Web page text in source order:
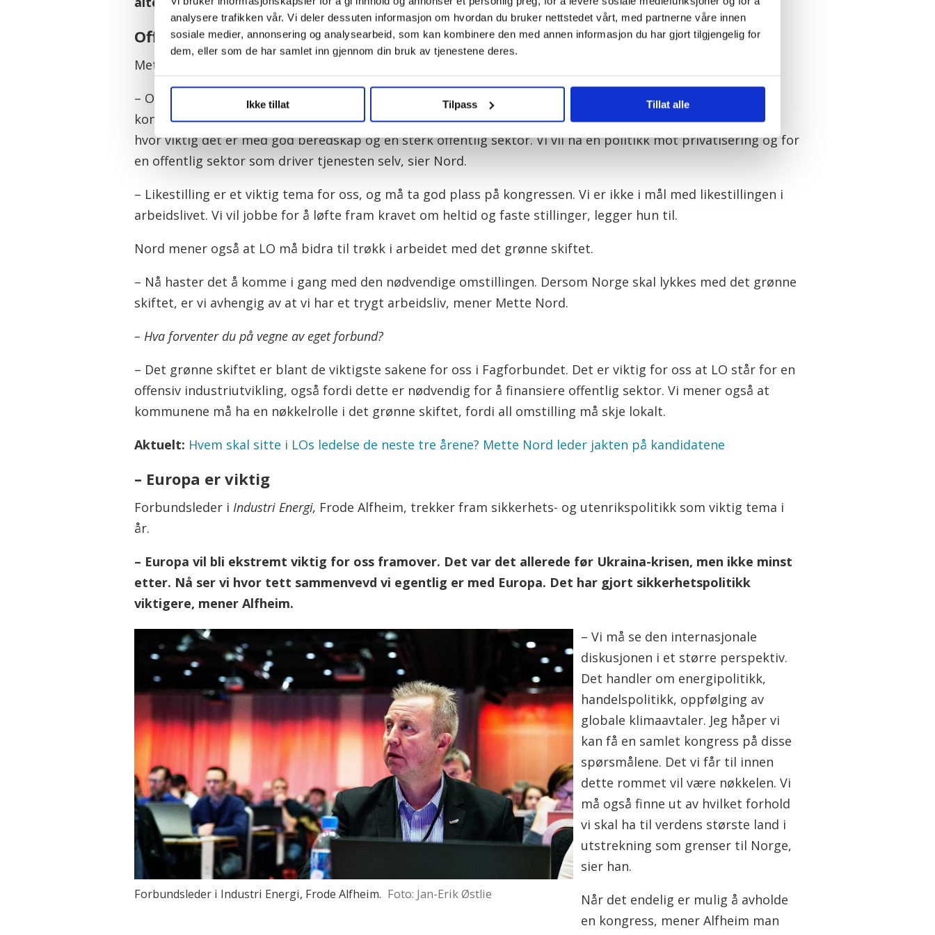
analysere trafikken vår. Vi deler dessuten informasjon om hvordan du bruker nettstedet vårt, med partnerne våre innen
sosiale medier, annonsering og analysearbeid, som kan kombinere den med annen informasjon du har gjort tilgjengelig for
dem, eller som de har samlet inn gjennom din bruk av tjenestene deres.
Ikke tillat Tilpass Tillat alle
Offentlig sektor og beredskap
Mette Nord, forbundsleder i
– Offentlig sektor har fått en større plass i forslaget til LOs handlingsprogram, og vil dermed prege
kongressen. Det er vi glade for. Det er også helt naturlig etter flere år med pandemi, der vi til fulle har sett
hvor viktig det er med god beredskap og en sterk offentlig sektor. Vi vil ha en politikk mot privatisering og for
en offentlig sektor som driver tjenesten selv, sier Nord.
– Likestilling er et viktig tema for oss, og må ta god plass på kongressen. Vi er ikke i mål med likestillingen i
arbeidslivet. Vi vil jobbe for å løfte fram kravet om heltid og faste stillinger, legger hun til.
Nord mener også at LO må bidra til trøkk i arbeidet med det grønne skiftet.
– Nå haster det å komme i gang med den nødvendige omstillingen. Dersom Norge skal lykkes med det grønne
skiftet, er vi avhengig av at vi har et trygt arbeidsliv, mener Mette Nord.
– Hva forventer du på vegne av eget forbund?
– Det grønne skiftet er blant de viktigste sakene for oss i Fagforbundet. Det er viktig for oss at LO står for en
offensiv industriutvikling, også fordi dette er nødvendig for å finansiere offentlig sektor. Vi mener også at
kommunene må ha en nøkkelrolle i det grønne skiftet, fordi all omstilling må skje lokalt.
Aktuelt: Hvem skal sitte i LOs ledelse de neste tre årene? Mette Nord leder jakten på kandidatene
– Europa er viktig
Forbundsleder iIndustri Energi, Frode Alfheim, trekker fram sikkerhets- og utenrikspolitikk som viktig tema i
år.
– Europa vil bli ekstremt viktig for oss framover. Det var det allerede før Ukraina-krisen, men ikke minst
etter. Nå ser vi hvor tett sammenvevd vi egentlig er med Europa. Det har gjort sikkerhetspolitikk
viktigere, mener Alfheim.
Forbundsleder i Industri Energi, Frode Alfheim. Foto: Jan-Erik Østlie
– Vi må se den internasjonale
diskusjonen i et større perspektiv.
Det handler om energipolitikk,
handelspolitikk, oppfølging av
globale klimaavtaler. Jeg håper vi
kan få en samlet kongress på disse
spørsmålene. Det vi får til innen
dette rommet vil være nøkkelen. Vi
må også finne ut av hvilket forhold
vi skal ha til verdens største land i
utstrekning som grenser til Norge,
sier han.
Når det endelig er mulig å avholde
en kongress, mener Alfheim man